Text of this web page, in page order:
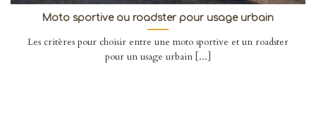
Moto sportive ou roadster pour usage urbain
Les critères pour choisir entre une moto sportive et un roadster
pour un usage urbain [...]